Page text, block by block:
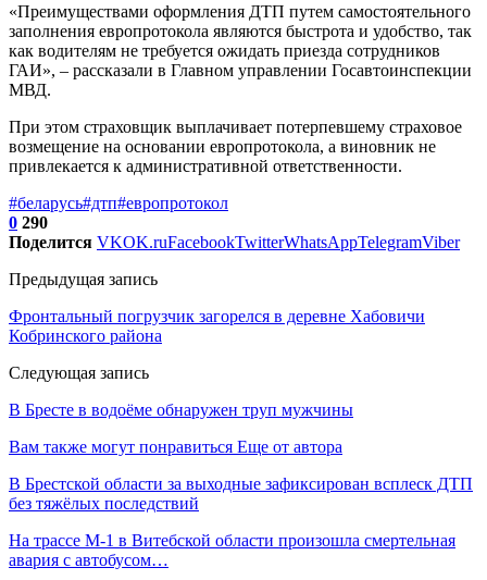
«Преимуществами оформления ДТП путем самостоятельного
заполнения европротокола являются быстрота и удобство, так
как водителям не требуется ожидать приезда сотрудников
ГАИ», – рассказали в Главном управлении Госавтоинспекции
МВД.
При этом страховщик выплачивает потерпевшему страховое
возмещение на основании европротокола, а виновник не
привлекается к административной ответственности.
#беларусь#дтп#европротокол
0 290
Поделится VKOK.ruFacebookTwitterWhatsAppTelegramViber
Предыдущая запись
Фронтальный погрузчик загорелся в деревне Хабовичи
Кобринского района
Следующая запись
В Бресте в водоёме обнаружен труп мужчины
Вам также могут понравиться Еще от автора
В Брестской области за выходные зафиксирован всплеск ДТП
без тяжёлых последствий
На трассе М-1 в Витебской области произошла смертельная
авария с автобусом…